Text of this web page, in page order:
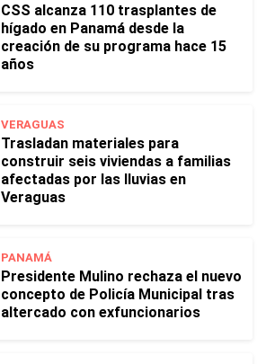
CSS alcanza 110 trasplantes de
hígado en Panamá desde la
creación de su programa hace 15
años
VERAGUAS
Trasladan materiales para
construir seis viviendas a familias
afectadas por las lluvias en
Veraguas
PANAMÁ
Presidente Mulino rechaza el nuevo
concepto de Policía Municipal tras
altercado con exfuncionarios